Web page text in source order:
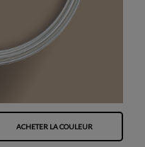
ACHETER LA COULEUR